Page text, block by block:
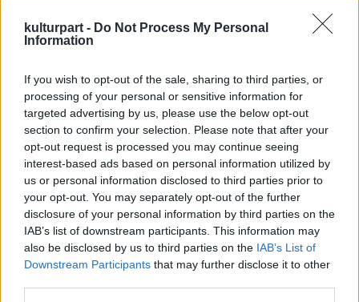
kulturpart - Do Not Process My Personal
Information
If you wish to opt-out of the sale, sharing to third parties, or
processing of your personal or sensitive information for
targeted advertising by us, please use the below opt-out
section to confirm your selection. Please note that after your
opt-out request is processed you may continue seeing
interest-based ads based on personal information utilized by
us or personal information disclosed to third parties prior to
your opt-out. You may separately opt-out of the further
disclosure of your personal information by third parties on the
IAB’s list of downstream participants. This information may
also be disclosed by us to third parties on the IAB’s List of
Downstream Participants that may further disclose it to other
életerejét" - hangsúlyozza e szervezetek
közös közleménye.
Angelo Barbagallo, a független szerzők és
producerek szövetségének (API) elnöke
emlékeztetett, hogy annak idején a jobboldal
is támogatta Prodi-kormány tervezetét.
Barbagallo szerint a bojkott kérdésében
egyetértés van valamennyi érintett szervezet
között. Ha állják a szavukat, nemcsak az
augusztus 27-én kezdődő velencei Mostrán
hiányoznak majd az olasz filmművészet új
alkotásai, hanem az azt követő fiatal filmesek
seregszemléjének tekintett torinói